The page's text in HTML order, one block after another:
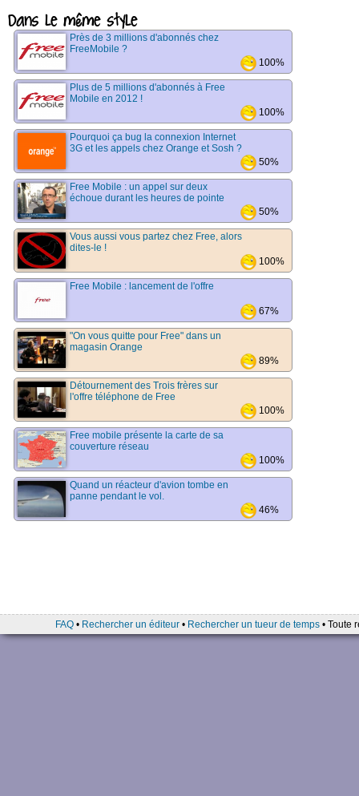
Dans le même style
Près de 3 millions d'abonnés chez
FreeMobile ?
100%
Plus de 5 millions d'abonnés à Free
Mobile en 2012 !
100%
Pourquoi ça bug la connexion Internet
3G et les appels chez Orange et Sosh ?
50%
Free Mobile : un appel sur deux
échoue durant les heures de pointe
50%
Vous aussi vous partez chez Free, alors
dites-le !
100%
Free Mobile : lancement de l'offre
67%
"On vous quitte pour Free" dans un
magasin Orange
89%
Détournement des Trois frères sur
l'offre téléphone de Free
100%
Free mobile présente la carte de sa
couverture réseau
100%
Quand un réacteur d'avion tombe en
panne pendant le vol.
46%
FAQ• Rechercher un éditeur• Rechercher un tueur de temps• Toute